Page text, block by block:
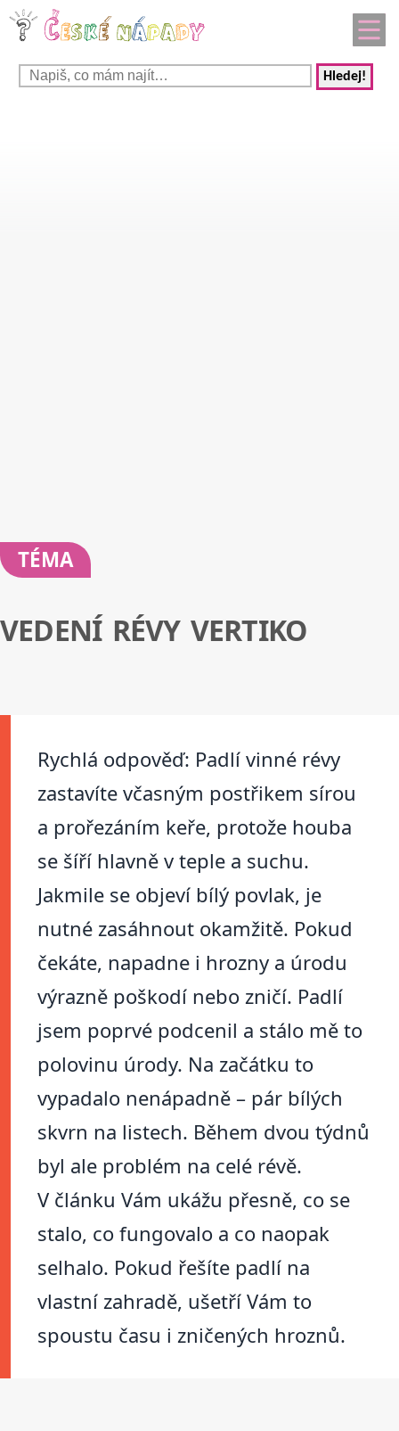
Hledej!
TÉMA
VEDENÍ RÉVY VERTIKO
Rychlá odpověď: Padlí vinné révy
zastavíte včasným postřikem sírou
a prořezáním keře, protože houba
se šíří hlavně v teple a suchu.
Jakmile se objeví bílý povlak, je
nutné zasáhnout okamžitě. Pokud
čekáte, napadne i hrozny a úrodu
výrazně poškodí nebo zničí. Padlí
jsem poprvé podcenil a stálo mě to
polovinu úrody. Na začátku to
vypadalo nenápadně – pár bílých
skvrn na listech. Během dvou týdnů
byl ale problém na celé révě.
V článku Vám ukážu přesně, co se
stalo, co fungovalo a co naopak
selhalo. Pokud řešíte padlí na
vlastní zahradě, ušetří Vám to
spoustu času i zničených hroznů.